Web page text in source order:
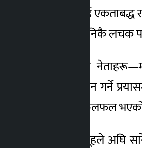
अनुसार पार्टीलाई एकताबद्ध
धेरै प्रयास गर्‍यौँ, निकै
महाधिवेशन पक्षधर
विवाद समाधान गर्ने
पटक–पटक छलफल भएको
विशेष महाधिवेशन समूहले अघि